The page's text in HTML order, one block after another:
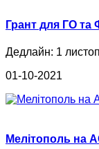
Грант для ГО та
Дедлайн: 1
01-10-2021
Мелітополь на